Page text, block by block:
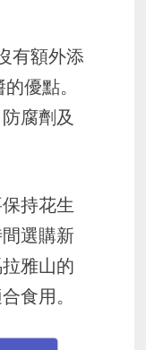
有額外添
優點。
腐劑及
持花生
選購新
雅山的
食用。